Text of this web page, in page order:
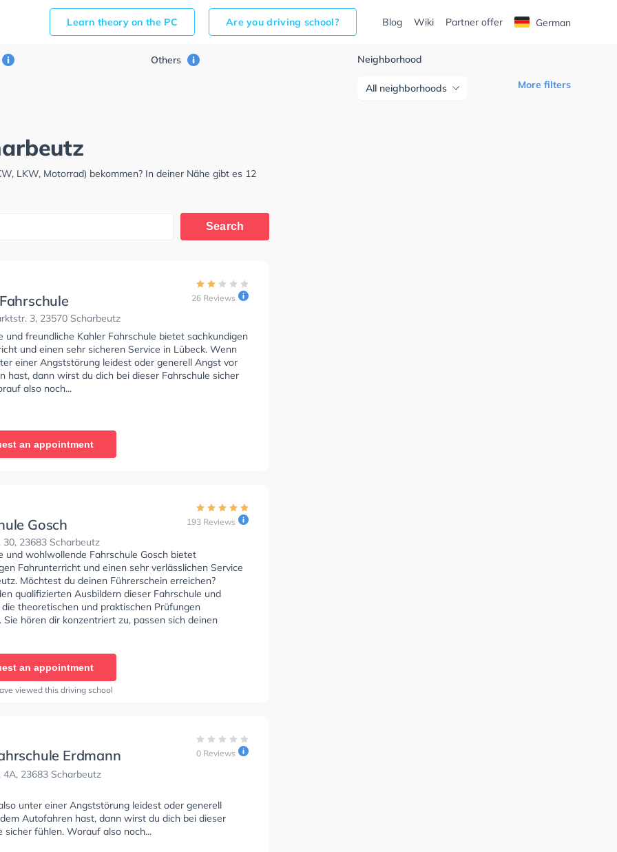
Learn theory on the PC Are you driving school? Blog Wiki Partner offer German
Others Neighborhood
All neighborhoods More filters
LKW, Motorrad) bekommen? In deiner Nähe gibt es 12
Search
3, 23570 Scharbeutz
26 Reviews
und freundliche Kahler Fahrschule bietet sachkundigen
und einen sehr sicheren Service in Lübeck. Wenn
einer Angststörung leidest oder generell Angst vor
hast, dann wirst du dich bei dieser Fahrschule sicher
also noch...
an appointment
Gosch
30, 23683 Scharbeutz
193 Reviews
und wohlwollende Fahrschule Gosch bietet
Fahrunterricht und einen sehr verlässlichen Service
Möchtest du deinen Führerschein erreichen?
qualifizierten Ausbildern dieser Fahrschule und
theoretischen und praktischen Prüfungen
Sie hören dir konzentriert zu, passen sich deinen
an und bieten dir eine persönliche Lernerfahrung.
an appointment
viewed this driving school
Erdmann
4A, 23683 Scharbeutz
0 Reviews
unter einer Angststörung leidest oder generell
Autofahren hast, dann wirst du dich bei dieser
sicher fühlen. Worauf also noch...